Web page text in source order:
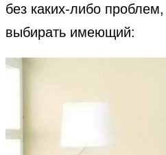
без каких-либо
выбирать имеющий: